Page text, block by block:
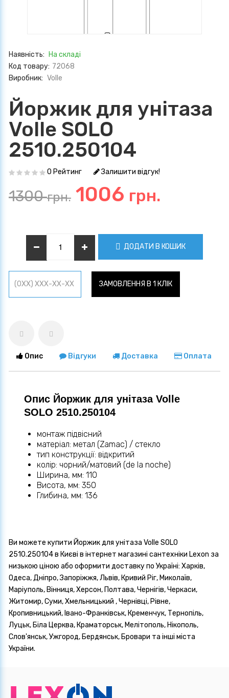
Наявність:
На складі
Код товару: 72068
Виробник: Volle
Йоржик для унітаза
Volle SOLO
2510.250104
0 Рейтинг Залишити відгук!
1300грн. 1006 грн.
ДОДАТИ В КОШИК
ЗАМОВЛЕННЯ В 1 КЛІК
Опис Відгуки Доставка Оплата
Опис Йоржик для унітаза Volle
SOLO 2510.250104
монтаж підвісний
матеріал: метал (Zamac) / стекло
тип конструкції: відкритий
колір: чорний/матовий (de la noche)
Ширина, мм: 110
Висота, мм: 350
Глибина, мм: 136
Ви можете купити Йоржик для унітаза Volle SOLO
2510.250104 в Києві в інтернет магазині сантехніки Lexon за
низькою ціною або оформити доставку по Україні: Харків,
Одеса, Дніпро, Запоріжжя, Львів, Кривий Ріг, Миколаїв,
Маріуполь, Вінниця, Херсон, Полтава, Чернігів, Черкаси,
Житомир, Суми, Хмельницький , Чернівці, Рівне,
Кропивницький, Івано-Франківськ, Кременчук, Тернопіль,
Луцьк, Біла Церква, Краматорськ, Мелітополь, Нікополь,
Слов'янськ, Ужгород, Бердянськ, Бровари та інші міста
України.